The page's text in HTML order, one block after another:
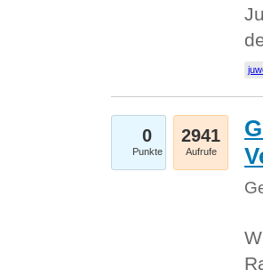
0
Punkte
2941
Aufrufe